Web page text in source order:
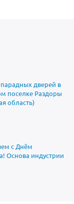
парадных дверей в
поселке Раздоры
область)
с Днём
Основа индустрии